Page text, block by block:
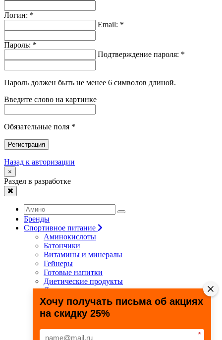
Логин: *
Email: *
Пароль: *
Подтверждение пароля: *
Пароль должен быть не менее 6 символов длиной.
Введите слово на картинке
Обязательные поля *
Регистрация
Назад к авторизации
×
Раздел в разработке
Бренды
Спортивное питание
Аминокислоты
Батончики
Витамины и минералы
Гейнеры
Готовые напитки
Диетические продукты
Для связок и суставов
Жиросжигатели
Здоровье и долголетие
Креатин
Специальные препараты
Хочу получать письма об акциях
на скидку 25%
*